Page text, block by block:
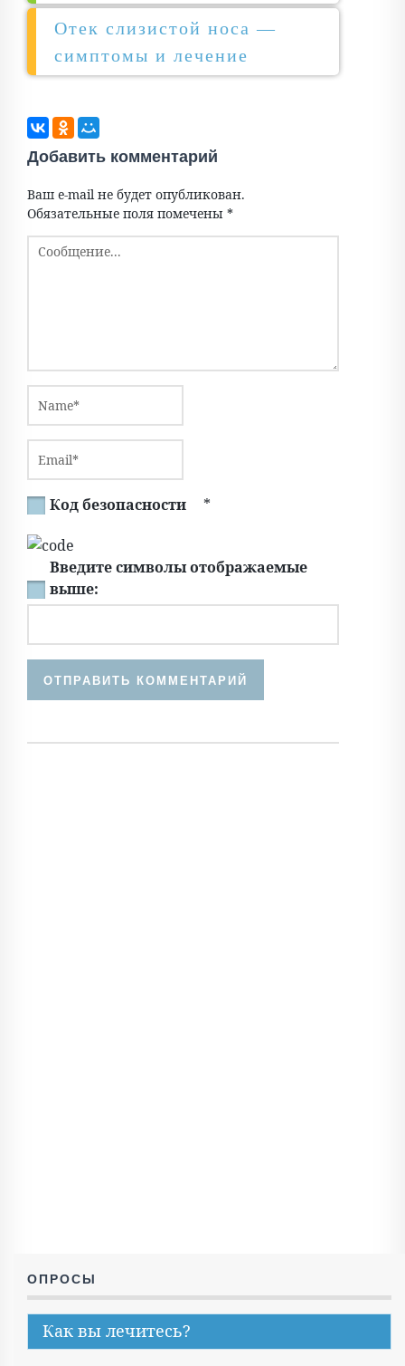
Отек слизистой носа —
симптомы и лечение
Добавить комментарий
Ваш e-mail не будет опубликован.
Обязательные поля помечены *
Код безопасности *
Введите символы отображаемые
выше:
ОПРОСЫ
Как вы лечитесь?